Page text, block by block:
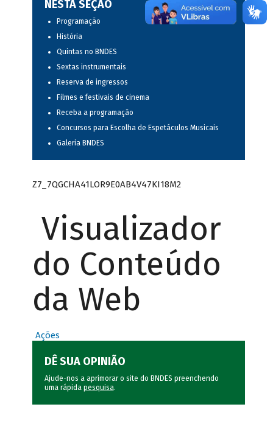
NESTA SEÇÃO
Programação
História
Quintas no BNDES
Sextas instrumentais
Reserva de ingressos
Filmes e festivais de cinema
Receba a programação
Concursos para Escolha de Espetáculos Musicais
Galeria BNDES
Z7_7QGCHA41LOR9E0AB4V47KI18M2
Visualizador
do Conteúdo
da Web
Ações
DÊ SUA OPINIÃO
Ajude-nos a aprimorar o site do BNDES preenchendo
uma rápida pesquisa.